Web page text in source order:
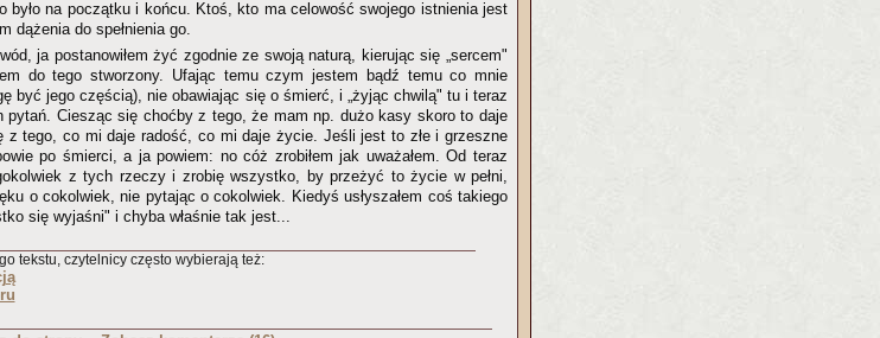
było na początku i końcu. Ktoś, kto ma celowość swojego istnienia jest
dążenia do spełnienia go.
ja postanowiłem żyć zgodnie ze swoją naturą, kierując się „sercem"
do tego stworzony. Ufając temu czym jestem bądź temu co mnie
być jego częścią), nie obawiając się o śmierć, i „żyjąc chwilą" tu i teraz
pytań. Ciesząc się choćby z tego, że mam np. dużo kasy skoro to daje
z tego, co mi daje radość, co mi daje życie. Jeśli jest to złe i grzeszne
po śmierci, a ja powiem: no cóż zrobiłem jak uważałem. Od teraz
z tych rzeczy i zrobię wszystko, by przeżyć to życie w pełni,
o cokolwiek, nie pytając o cokolwiek. Kiedyś usłyszałem coś takiego
się wyjaśni" i chyba właśnie tak jest...
tekstu, czytelnicy często wybierają też: